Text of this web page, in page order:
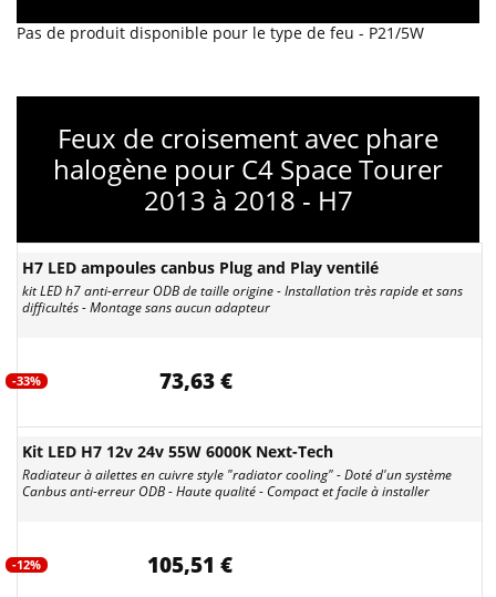
Pas de produit disponible pour le type de feu - P21/5W
Feux de croisement avec phare
halogène pour C4 Space Tourer
2013 à 2018 - H7
H7 LED ampoules canbus Plug and Play ventilé
kit LED h7 anti-erreur ODB de taille origine - Installation très rapide et sans
difficultés - Montage sans aucun adapteur
-33% 73,63 €
Kit LED H7 12v 24v 55W 6000K Next-Tech
Radiateur à ailettes en cuivre style "radiator cooling" - Doté d'un système
Canbus anti-erreur ODB - Haute qualité - Compact et facile à installer
-12% 105,51 €